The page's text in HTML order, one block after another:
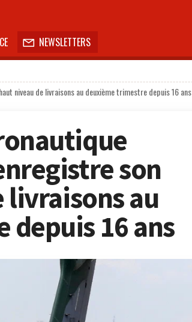
 NEWSLETTERS
niveau de livraisons au deuxième trimestre depuis 16 ans
son
livraisons au
16 ans